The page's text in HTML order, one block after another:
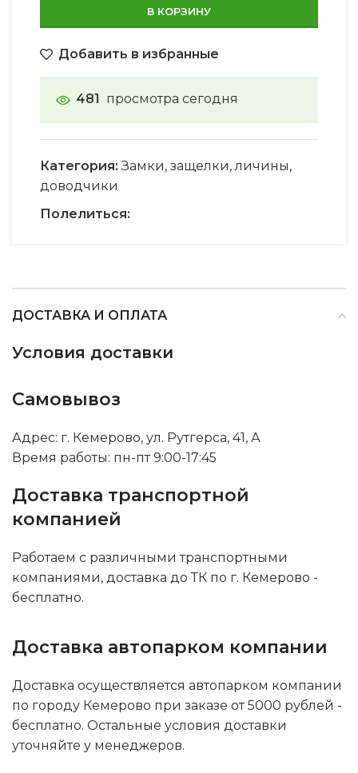
В КОРЗИНУ
Добавить в избранные
481 просмотра сегодня
Категория: Замки, защелки, личины,
доводчики
Полелиться:
ДОСТАВКА И ОПЛАТА
Условия доставки
Самовывоз
Адрес: г. Кемерово, ул. Рутгерса, 41, А
Время работы: пн-пт 9:00-17:45
Доставка транспортной
компанией
Работаем с различными транспортными
компаниями, доставка до ТК по г. Кемерово -
бесплатно.
Доставка автопарком компании
Доставка осуществляется автопарком компании
по городу Кемерово при заказе от 5000 рублей -
бесплатно. Остальные условия доставки
уточняйте у менеджеров.